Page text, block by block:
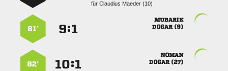
für  

 
:
81’

 
:
82’